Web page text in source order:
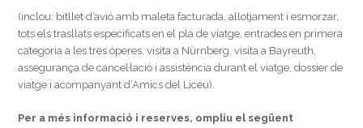
(inclou: bitllet d’avió amb maleta facturada, allotjament i esmorzar,
tots els trasllats especificats en el pla de viatge, entrades en primera
categoria a les tres òperes, visita a Nürnberg, visita a Bayreuth,
assegurança de cancel·lació i assistència durant el viatge, dossier de
viatge i acompanyant d’Amics del Liceu).
Per a més informació i reserves, ompliu el següent